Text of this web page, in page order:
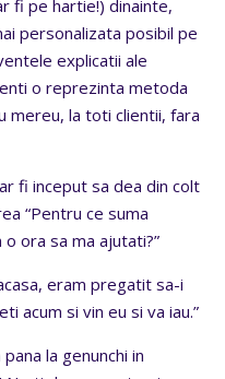
fi pe hartie!) dinainte,
personalizata posibil pe
explicatii ale
o reprezinta metoda
mereu, la toti clientii, fara
fi inceput sa dea din colt
“Pentru ce suma
ora sa ma ajutati?”
eram pregatit sa-i
acum si vin eu si va iau.”
la genunchi in